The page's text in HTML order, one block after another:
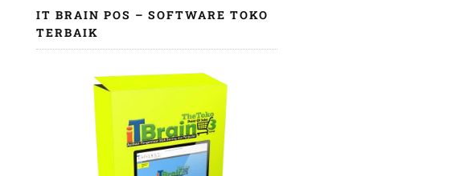
IT BRAIN POS – SOFTWARE TOKO
TERBAIK